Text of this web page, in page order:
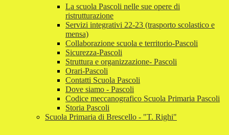
La scuola Pascoli nelle sue opere di
ristrutturazione
Servizi integrativi 22-23 (trasporto scolastico e
mensa)
Collaborazione scuola e territorio-Pascoli
Sicurezza-Pascoli
Struttura e organizzazione- Pascoli
Orari-Pascoli
Contatti Scuola Pascoli
Dove siamo - Pascoli
Codice meccanografico Scuola Primaria Pascoli
Storia Pascoli
Scuola Primaria di Brescello - "T. Righi"